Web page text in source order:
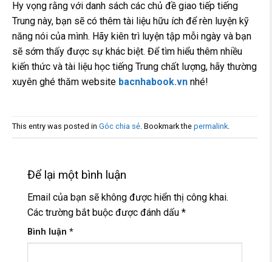
Hy vọng rằng với danh sách các chủ đề giao tiếp tiếng
Trung này, bạn sẽ có thêm tài liệu hữu ích để rèn luyện kỹ
năng nói của mình. Hãy kiên trì luyện tập mỗi ngày và bạn
sẽ sớm thấy được sự khác biệt. Để tìm hiểu thêm nhiều
kiến thức và tài liệu học tiếng Trung chất lượng, hãy thường
xuyên ghé thăm website bacnhabook.vn nhé!
This entry was posted in Góc chia sẻ. Bookmark the permalink.
Để lại một bình luận
Email của bạn sẽ không được hiển thị công khai.
Các trường bắt buộc được đánh dấu *
Bình luận *